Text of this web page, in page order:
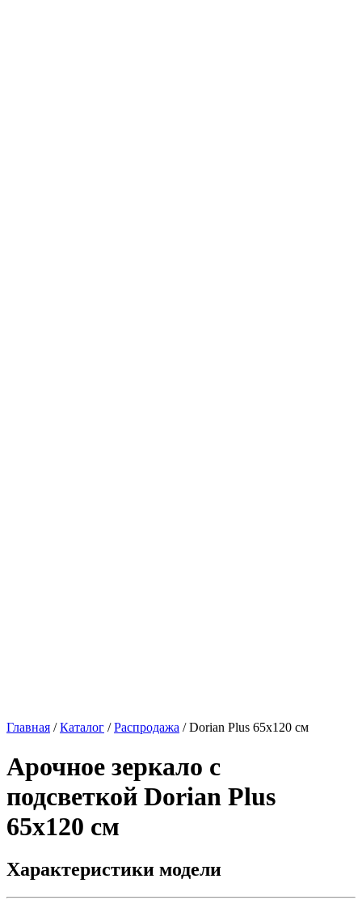
Главная /Каталог /Распродажа /Dorian Plus 65х120 см
Арочное зеркало с
подсветкой Dorian Plus
65х120 см
Характеристики модели